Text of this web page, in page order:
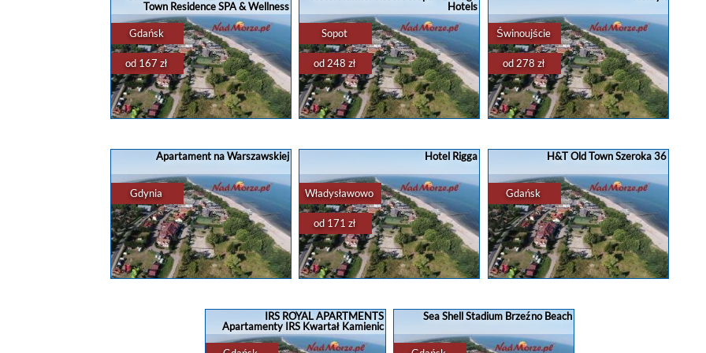
położony jest ok. 100 metrów od plaży
...
apartamenty ,domki,rezerwacja...
komfortowego pobytu w Gdańsku.
Oferujący dogodną ...
apartamenty ,domki,rezerwacja...
morzem!? ...
apartamenty ,domki,rezerwacja...
od 167 zł
Gdańsk
Town Residence SPA & Wellness
Town SPA & Wellness Gdańsk to
wyjątkowe miejsce, które łączy
wyposażeniem. Na ...
apartamenty,domki,rezerwacja...
od 248 zł
Sopot
Hotels
Hotels Sopot to luksusowy obiekt,
który oferuje szeroką gamę
relaksujący ...
apartamenty ,domki,rezerwacja...
od 278 zł
Świnoujście
Świnoujściu ? ? Pokój 2 - osobowy oraz
apartament 3 - osobowy - atrakcyjna
Świnoujściu? ...
apartamenty,domki,rezerwacja...
Gdynia
Apartament na Warszawskiej
Trójmiasto i rezerwuj apartament w
Gdyni - 2 - osoby apartament w
Trójmieście!? Apartament z aneksem
kuchennym, ...
od 171 zł
Władysławowo
Hotel Rigga
miejsce, które zapewnia komfort i
relaks na najwyższym poziomie.
Zlokalizowany blisko morza, obiekt
oferuje parking ...
Gdańsk
H&T Old Town Szeroka 36
to idealne miejsce na relaksujący pobyt
w sercu miasta. Obiekt oferuje parking
IRS ROYAL APARTMENTS
Apartamenty IRS Kwartał Kamienic
Sea Shell Stadium Brzeźno Beach